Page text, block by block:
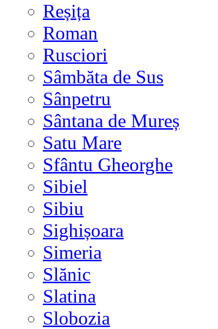
Reșița
Roman
Rusciori
Sâmbăta de Sus
Sânpetru
Sântana de Mureș
Satu Mare
Sfântu Gheorghe
Sibiel
Sibiu
Sighișoara
Simeria
Slănic
Slatina
Slobozia